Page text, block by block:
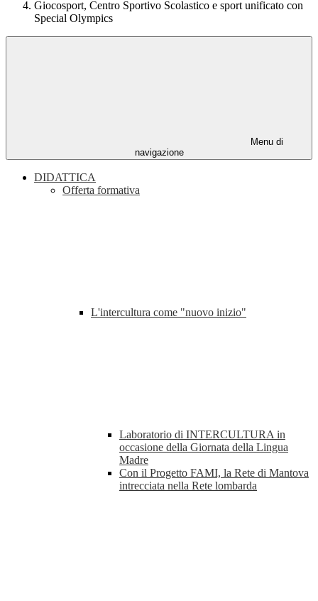
Giocosport, Centro Sportivo Scolastico e sport unificato con
Special Olympics
Menu di
navigazione
DIDATTICA
Offerta formativa
L'intercultura come "nuovo inizio"
Laboratorio di INTERCULTURA in
occasione della Giornata della Lingua
Madre
Con il Progetto FAMI, la Rete di Mantova
intrecciata nella Rete lombarda